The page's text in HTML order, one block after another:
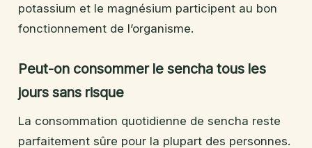
potassium et le magnésium participent au bon
fonctionnement de l’organisme.
Peut-on consommer le sencha tous les
jours sans risque
La consommation quotidienne de sencha reste
parfaitement sûre pour la plupart des personnes.